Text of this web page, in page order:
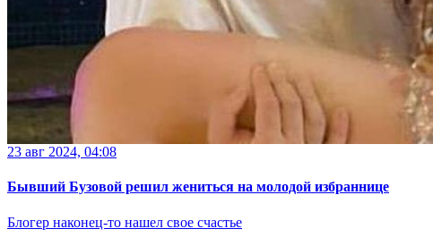
23 авг 2024, 04:08
Бывший Бузовой решил жениться на молодой избраннице
Блогер наконец-то нашел свое счастье